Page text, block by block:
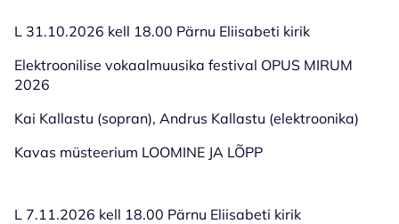
L 31.10.2026 kell 18.00 Pärnu Eliisabeti kirik
Elektroonilise vokaalmuusika festival OPUS MIRUM
2026
Kai Kallastu (sopran), Andrus Kallastu (elektroonika)
Kavas müsteerium LOOMINE JA LÕPP
L 7.11.2026 kell 18.00 Pärnu Eliisabeti kirik